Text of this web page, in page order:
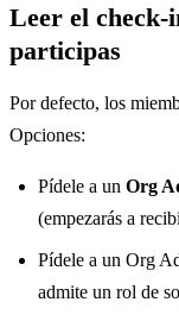
Leer el check-
participas
Por defecto, los
Opciones:
Pídele a un Org
(empezarás a
Pídele a un Org
admite un rol de